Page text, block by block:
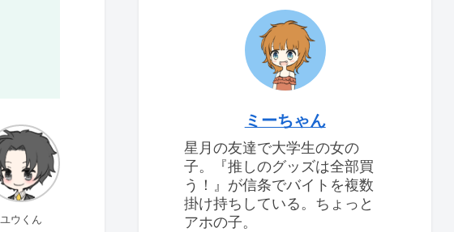
ユウくん
ミーちゃん
星月の友達で大学生の女の
子。『推しのグッズは全部買
う！』が信条でバイトを複数
掛け持ちしている。ちょっと
アホの子。